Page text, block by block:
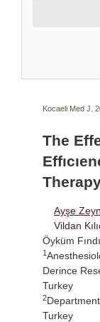
Kocaeli Med J.
The
Ayşe
Vildan
Öyküm
1
Derince
Turkey
2
Turkey